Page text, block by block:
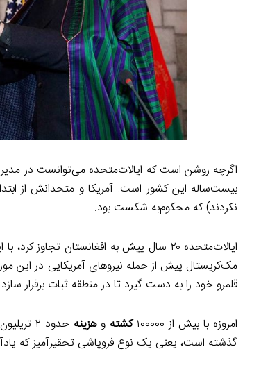
اگرچه روشن است که ایالات‌متحده می‌توانست در
بیست‌ساله این کشور است. آمریکا و متحدانش از
نکردند) که محکوم‌به شکست بود.
ایالات‌متحده ۲۰ سال پیش به افغانستان
مک‌کریستال پیش از حمله نیروهای آمریکایی در این
قلمرو خود را به دست گیرد تا در منطقه ثبات برقرار
امروزه با بیش از ۱۰۰۰۰۰ کشته وهزینه
حدود ۲
گذشته است، یعنی یک نوع فروپاشی تحقیرآمیز که یادآور سقوط سایگون در سال